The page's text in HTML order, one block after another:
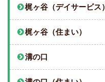
梶ヶ谷（デイサービス）
梶ヶ谷（住まい）
溝の口